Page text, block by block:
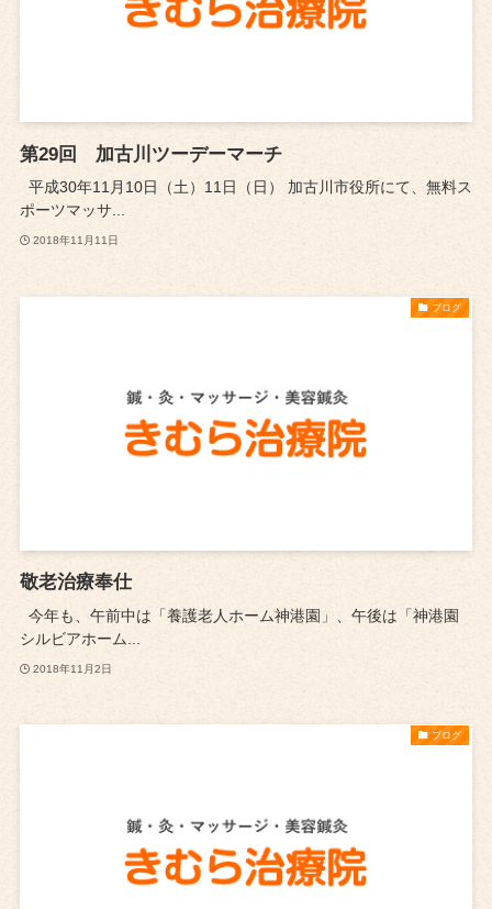
第29回 加古川ツーデーマーチ
平成30年11月10日（土）11日（日） 加古川市役所にて、無料ス
ポーツマッサ...
2018年11月11日
ブログ
敬老治療奉仕
今年も、午前中は「養護老人ホーム神港園」、午後は「神港園
シルビアホーム...
2018年11月2日
ブログ